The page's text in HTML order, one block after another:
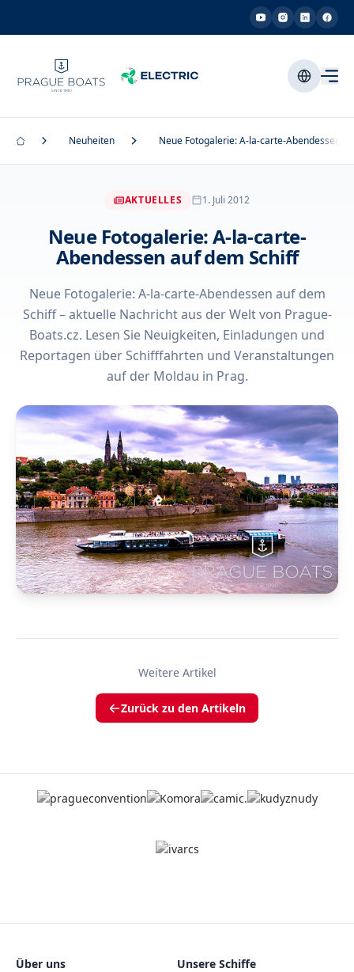
Neuheiten Neue Fotogalerie: A-la-carte-Abendessen
AKTUELLES 1. Juli 2012
Neue Fotogalerie: A-la-carte-
Abendessen auf dem Schiff
Neue Fotogalerie: A-la-carte-Abendessen auf dem
Schiff – aktuelle Nachricht aus der Welt von Prague-
Boats.cz. Lesen Sie Neuigkeiten, Einladungen und
Reportagen über Schifffahrten und Veranstaltungen
auf der Moldau in Prag.
Weitere Artikel
Zurück zu den Artikeln
Über uns Unsere Schiffe